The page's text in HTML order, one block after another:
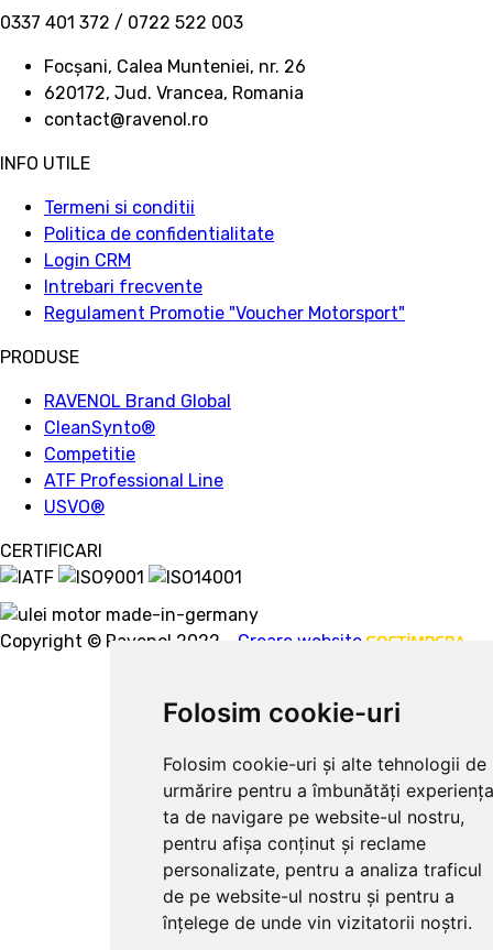
Folosim cookie-uri
Folosim cookie-uri și alte tehnologii de
urmărire pentru a îmbunătăți
ta de navigare pe website-ul nostru,
pentru afișa conținut și reclame
personalizate, pentru a analiza traficul
de pe website-ul nostru și pentru a
înțelege de unde vin vizitatorii noștri.
0337 401 372 / 0722 522 003
Focșani, Calea Munteniei, nr. 26
620172, Jud. Vrancea, Romania
contact@ravenol.ro
INFO UTILE
Termeni si conditii
Politica de confidentialitate
Login CRM
Intrebari frecvente
Regulament Promotie "Voucher Motorsport"
PRODUSE
RAVENOL Brand Global
CleanSynto®
Competitie
ATF Professional Line
USVO®
CERTIFICARI
Copyright © Ravenol 2022. Creare website